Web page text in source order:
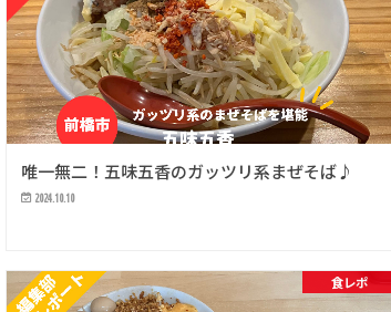
唯一無二！五味五香のガッツリ系まぜそば♪
2024.10.10
食レポ